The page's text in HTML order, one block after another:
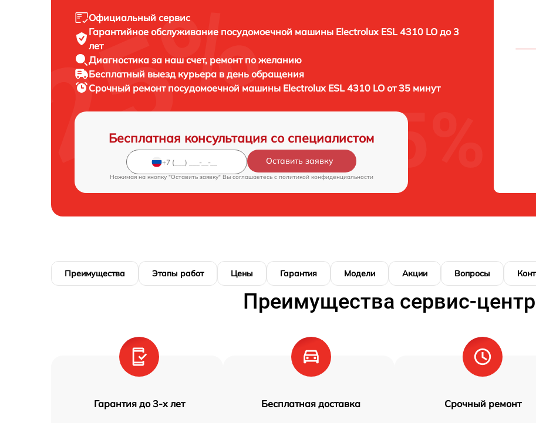
Официальный сервис
Гарантийное обслуживание посудомоечной машины Electrolux ESL 4310 LO до 3
лет
Диагностика за наш счет, ремонт по желанию
Бесплатный выезд курьера в день обращения
Срочный ремонт посудомоечной машины Electrolux ESL 4310 LO от 35 минут
Бесплатная консультация со специалистом
Оставить заявку
Нажимая на кнопку "Оставить заявку" Вы соглашаетесь c политикой конфиденциальности
Преимущества Этапы работ Цены Гарантия Модели Акции Вопросы
Преимущества сервис-
Гарантия до 3-х лет Бесплатная доставка Срочный ремонт